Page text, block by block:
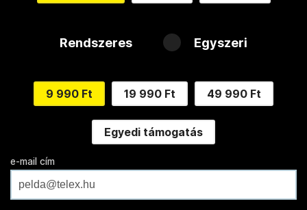
Rendszeres Egyszeri
9 990 Ft 19 990 Ft 49 990 Ft
Egyedi támogatás
e-mail cím